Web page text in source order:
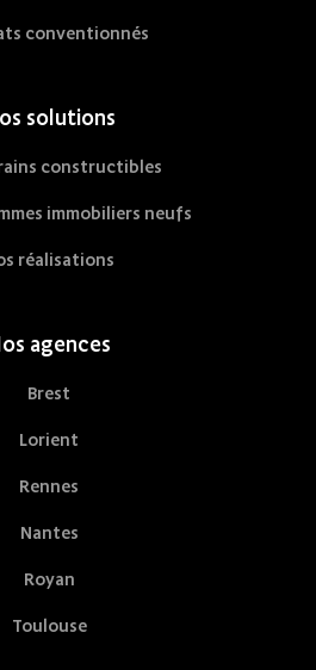
conventionnés
solutions
constructibles
immobiliers neufs
réalisations
agences
Brest
Lorient
Rennes
Nantes
Royan
Toulouse